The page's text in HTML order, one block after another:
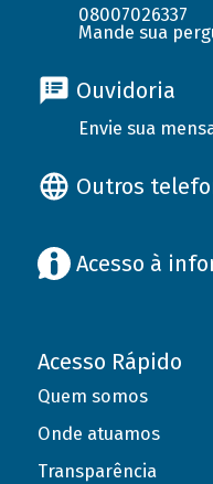
08007026337
Mande sua
Ouvidoria
Envie sua
Outros
Acesso à
Acesso Rápido
Quem somos
Onde atuamos
Transparência